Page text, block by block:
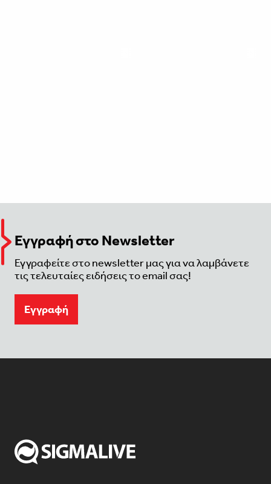
Εγγραφή στο Newsletter
Εγγραφείτε στο newsletter μας για να λαμβάνετε
τις τελευταίες ειδήσεις το email σας!
Eγγραφή